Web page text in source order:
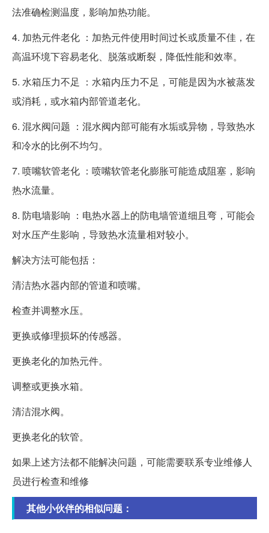
法准确检测温度，影响加热功能。
4. 加热元件老化 ：加热元件使用时间过长或质量不佳，在
高温环境下容易老化、脱落或断裂，降低性能和效率。
5. 水箱压力不足 ：水箱内压力不足，可能是因为水被蒸发
或消耗，或水箱内部管道老化。
6. 混水阀问题 ：混水阀内部可能有水垢或异物，导致热水
和冷水的比例不均匀。
7. 喷嘴软管老化 ：喷嘴软管老化膨胀可能造成阻塞，影响
热水流量。
8. 防电墙影响 ：电热水器上的防电墙管道细且弯，可能会
对水压产生影响，导致热水流量相对较小。
解决方法可能包括：
清洁热水器内部的管道和喷嘴。
检查并调整水压。
更换或修理损坏的传感器。
更换老化的加热元件。
调整或更换水箱。
清洁混水阀。
更换老化的软管。
如果上述方法都不能解决问题，可能需要联系专业维修人
员进行检查和维修
其他小伙伴的相似问题：